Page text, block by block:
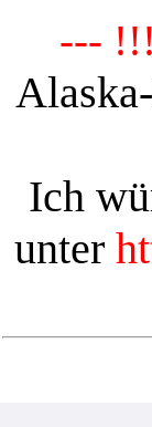
--- !!!
Ich
unter